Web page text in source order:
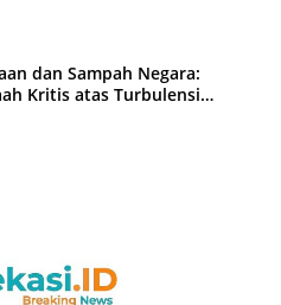
dan Sampah Negara:
Kritis atas Turbulensi